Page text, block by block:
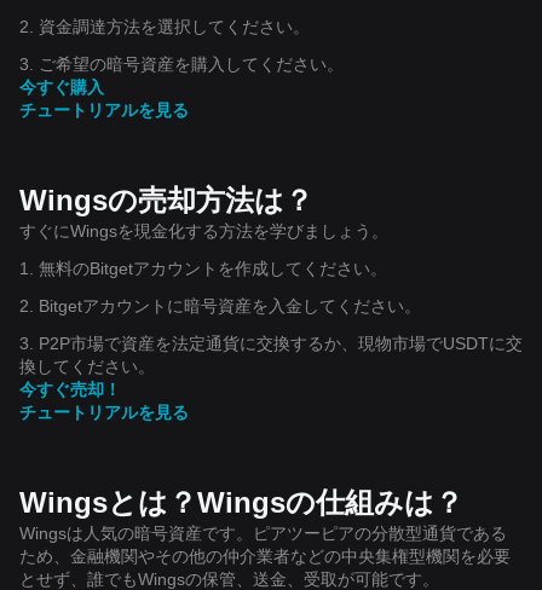
2. 資金調達方法を選択してください。
3. ご希望の暗号資産を購入してください。
今すぐ購入
チュートリアルを見る
Wingsの売却方法は？
すぐにWingsを現金化する方法を学びましょう。
1. 無料のBitgetアカウントを作成してください。
2. Bitgetアカウントに暗号資産を入金してください。
3. P2P市場で資産を法定通貨に交換するか、現物市場でUSDTに交
換してください。
今すぐ売却！
チュートリアルを見る
Wingsとは？Wingsの仕組みは？
Wingsは人気の暗号資産です。ピアツーピアの分散型通貨である
ため、金融機関やその他の仲介業者などの中央集権型機関を必要
とせず、誰でもWingsの保管、送金、受取が可能です。